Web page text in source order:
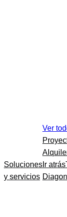
Soluciones
y servicios
Ver
Ir atrás